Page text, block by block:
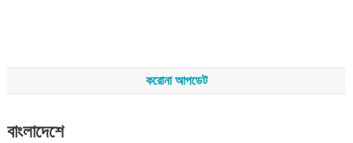
করোনা আপডেট
বাংলাদেশে